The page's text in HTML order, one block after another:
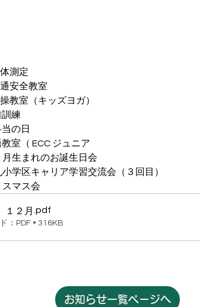
測定
安全教室
教室（キッズヨガ）
訓練
の日
室（ ECC ジュニア
月生まれのお誕生日会
小学区キャリア学習交流会（３回目）
スマス会
１２月.pdf
：PDF • 316KB
お知らせ一覧ページへ